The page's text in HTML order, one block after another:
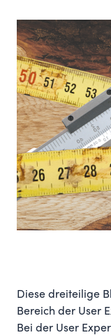
Diese dreiteilige
Bereich der User
Bei der User